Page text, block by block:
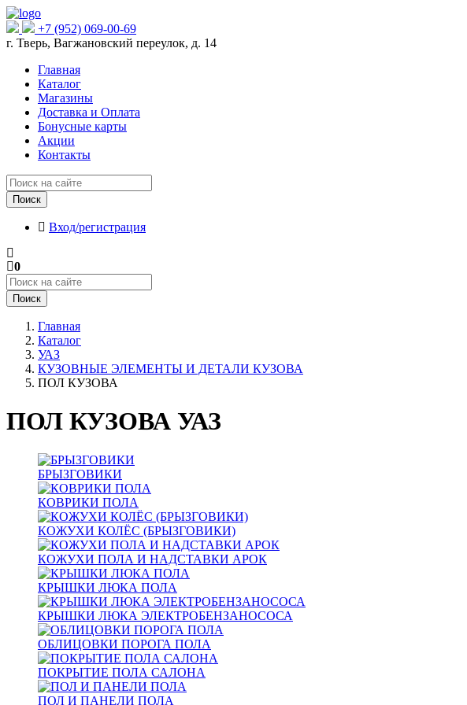
+7 (952) 069-00-69
г. Тверь, Вагжановский переулок, д. 14
Главная
Каталог
Магазины
Доставка и Оплата
Бонусные карты
Акции
Контакты
Поиск
Вход/регистрация
0
Поиск
Главная
Каталог
УАЗ
КУЗОВНЫЕ ЭЛЕМЕНТЫ И ДЕТАЛИ КУЗОВА
ПОЛ КУЗОВА
ПОЛ КУЗОВА УАЗ
БРЫЗГОВИКИ
КОВРИКИ ПОЛА
КОЖУХИ КОЛЁС (БРЫЗГОВИКИ)
КОЖУХИ ПОЛА И НАДСТАВКИ АРОК
КРЫШКИ ЛЮКА ПОЛА
КРЫШКИ ЛЮКА ЭЛЕКТРОБЕНЗАНОСОСА
ОБЛИЦОВКИ ПОРОГА ПОЛА
ПОКРЫТИЕ ПОЛА САЛОНА
ПОЛ И ПАНЕЛИ ПОЛА